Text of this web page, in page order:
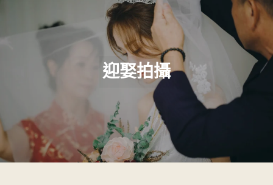
迎娶拍攝